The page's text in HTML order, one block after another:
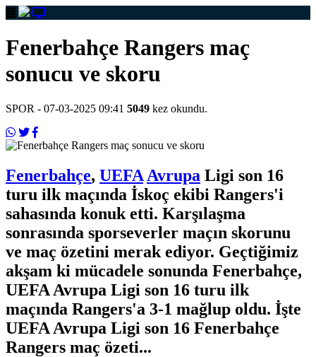
Fenerbahçe Rangers maç
sonucu ve skoru
SPOR - 07-03-2025 09:41 5049 kez okundu.
Fenerbahçe, UEFA Avrupa Ligi son 16
turu ilk maçında İskoç ekibi Rangers'i
sahasında konuk etti. Karşılaşma
sonrasında sporseverler maçın skorunu
ve maç özetini merak ediyor. Geçtiğimiz
akşam ki mücadele sonunda Fenerbahçe,
UEFA Avrupa Ligi son 16 turu ilk
maçında Rangers'a 3-1 mağlup oldu. İşte
UEFA Avrupa Ligi son 16 Fenerbahçe
Rangers maç özeti...